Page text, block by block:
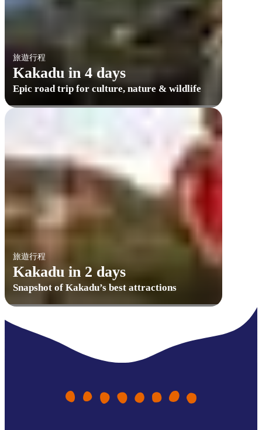
旅遊行程
Kakadu in 4 days
Epic road trip for culture, nature & wildlife
旅遊行程
Kakadu in 2 days
Snapshot of Kakadu’s best attractions